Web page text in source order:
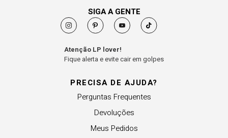
PRECISA DE AJUDA?
Perguntas Frequentes
Devoluções
Meus Pedidos
SIGA A GENTE
Atenção LP lover!
Fique alerta e evite cair em golpes